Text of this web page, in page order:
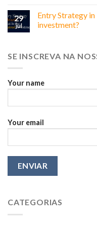
29
jul
Entry Strategy
investment?
SE INSCREVA NA
Your name
Your email
CATEGORIAS